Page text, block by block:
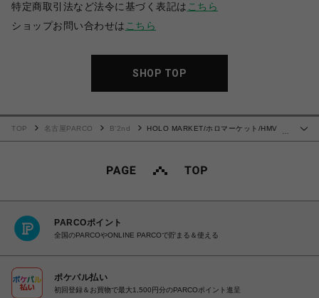
特定商取引法など法令に基づく表記は こちら
ショップお問い合わせは こちら
SHOP TOP
…
TOP 名古屋PARCO B'2nd
HOLO MARKET/ホロマーケット/HMV
PARCOポイント
全国のPARCOやONLINE PARCOで貯まる＆使える
ポケパル払い
初回登録＆お買物で最大1,500円分のPARCOポイント進呈